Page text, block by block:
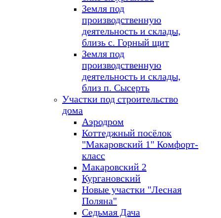
Земля под
производственную
деятельность и склады,
близь с. Горный щит
Земля под
производственную
деятельность и склады,
близ п. Сысерть
Участки под строительство
дома
Аэродром
Коттеджный посёлок
"Макаровский 1" Комфорт-
класс
Макаровский 2
Кургановский
Новые участки "Лесная
Поляна"
Седьмая Дача